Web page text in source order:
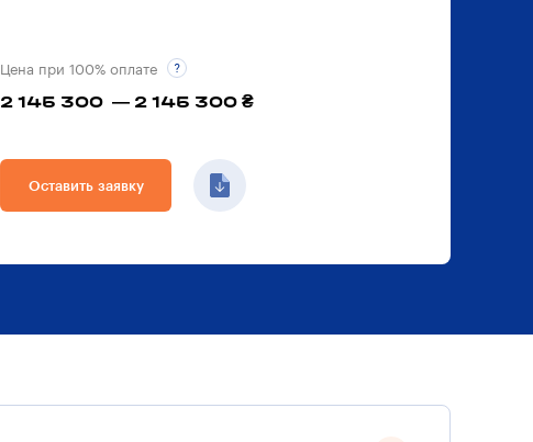
Цена при 100% оплате
2 145 300 — 2 145 300 ₴
Оставить заявку